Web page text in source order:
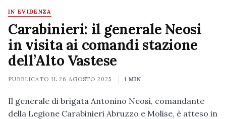
IN EVIDENZA
Carabinieri: il generale Neosi
in visita ai comandi stazione
dell’Alto Vastese
PUBBLICATO IL26 AGOSTO 2025 1 MIN
Il generale di brigata Antonino Neosi, comandante
della Legione Carabinieri Abruzzo e Molise, è atteso in